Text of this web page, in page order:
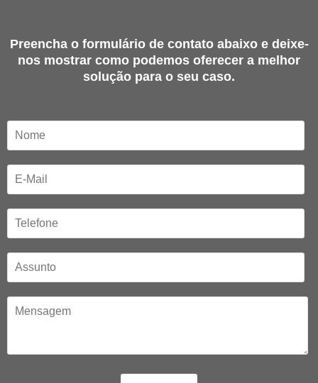
Preencha o formulário de contato abaixo e deixe-
nos mostrar como podemos oferecer a melhor
solução para o seu caso.